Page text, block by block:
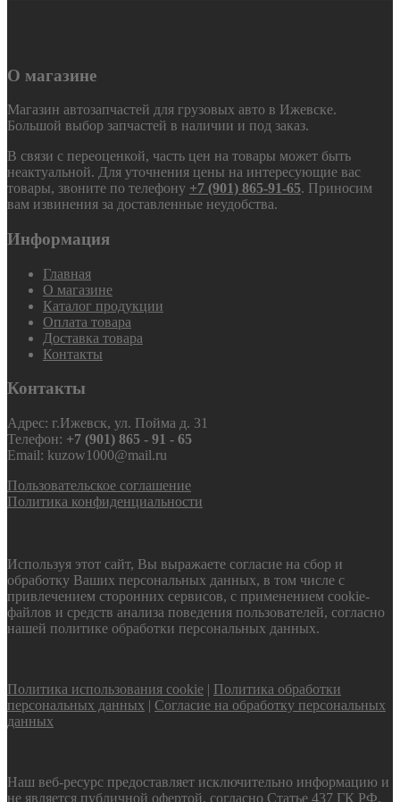
О магазине
Магазин автозапчастей для грузовых авто в Ижевске.
Большой выбор запчастей в наличии и под заказ.
В связи с переоценкой, часть цен на товары может быть
неактуальной. Для уточнения цены на интересующие вас
товары, звоните по телефону +7 (901) 865-91-65. Приносим
вам извинения за доставленные неудобства.
Информация
Главная
О магазине
Каталог продукции
Оплата товара
Доставка товара
Контакты
Контакты
Адрес: г.Ижевск, ул. Пойма д. 31
Телефон: +7 (901) 865 - 91 - 65
Email: kuzow1000@mail.ru
Пользовательское соглашение
Политика конфиденциальности
Используя этот сайт, Вы выражаете согласие на сбор и
обработку Ваших персональных данных, в том числе с
привлечением сторонних сервисов, с применением cookie-
файлов и средств анализа поведения пользователей, согласно
нашей политике обработки персональных данных.
Политика использования cookie | Политика обработки
персональных данных | Согласие на обработку персональных
данных
Наш веб-ресурс предоставляет исключительно информацию и
не является публичной офертой, согласно Статье 437 ГК РФ.